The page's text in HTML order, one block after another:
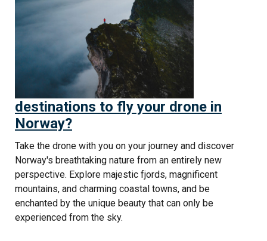
destinations to fly your drone in
Norway?
Take the drone with you on your journey and discover
Norway's breathtaking nature from an entirely new
perspective. Explore majestic fjords, magnificent
mountains, and charming coastal towns, and be
enchanted by the unique beauty that can only be
experienced from the sky.